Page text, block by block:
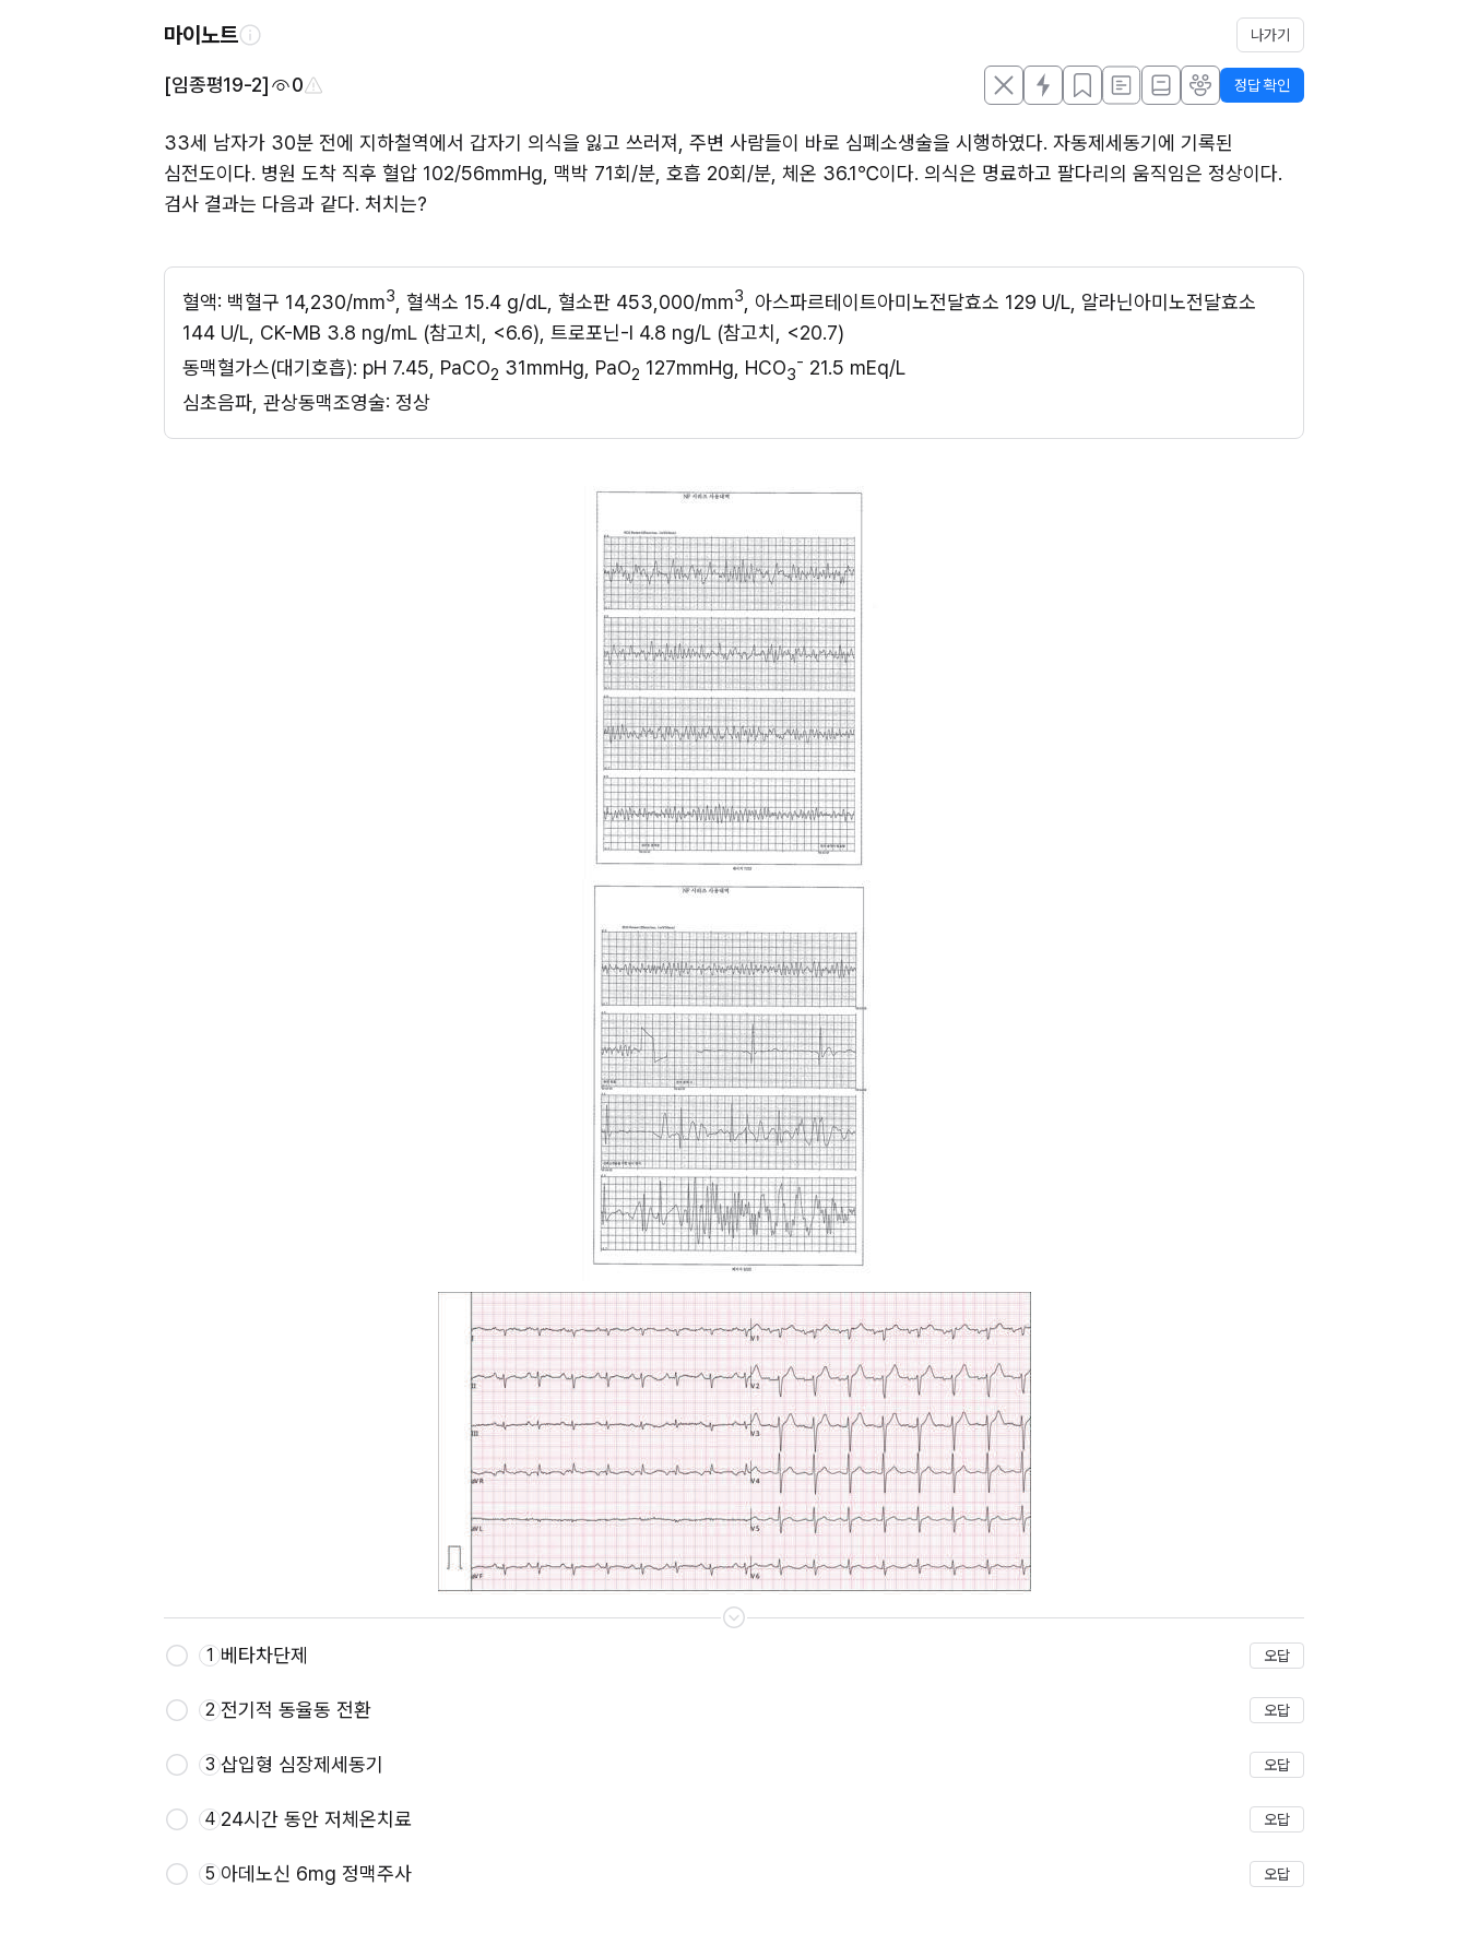
마이노트 나가기
[임종평19-2] 0 정답 확인
33세 남자가 30분 전에 지하철역에서 갑자기 의식을 잃고 쓰러져, 주변 사람들이 바로 심폐소생술을 시행하였다. 자동제세동기에 기록된
심전도이다. 병원 도착 직후 혈압 102/56mmHg, 맥박 71회/분, 호흡 20회/분, 체온 36.1℃이다. 의식은 명료하고 팔다리의 움직임은 정상이다.
검사 결과는 다음과 같다. 처치는?
혈액: 백혈구 14,230/mm3 , 혈색소 15.4 g/dL, 혈소판 453,000/mm3
, 아스파르테이트아미노전달효소 129 U/L, 알라닌아미노전달효소
144 U/L, CK-MB 3.8 ng/mL (참고치, <6.6), 트로포닌-I 4.8 ng/L (참고치, <20.7)
동맥혈가스(대기호흡): pH 7.45, PaCO2 31mmHg, PaO2 127mmHg, HCO3
- 21.5 mEq/L
심초음파, 관상동맥조영술: 정상
1 베타차단제 오답
2 전기적 동율동 전환 오답
3 삽입형 심장제세동기 오답
4 24시간 동안 저체온치료 오답
5 아데노신 6mg 정맥주사 오답